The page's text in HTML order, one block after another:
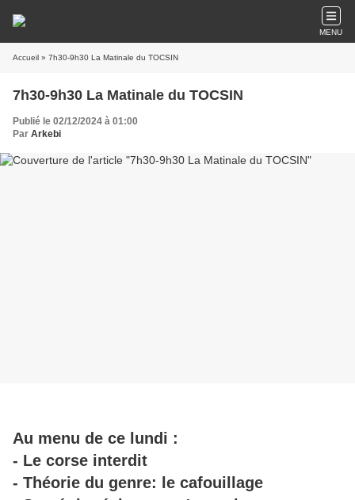
MENU
Accueil » 7h30-9h30 La Matinale du TOCSIN
7h30-9h30 La Matinale du TOCSIN
Publié le 02/12/2024 à 01:00
Par Arkebi
Au menu de ce lundi :
- Le corse interdit
- Théorie du genre: le cafouillage